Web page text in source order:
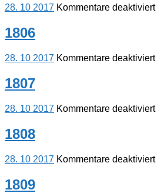
28. 10 2017 Kommentare deaktiviertfür
1806
28. 10 2017 Kommentare deaktiviertfür
1807
28. 10 2017 Kommentare deaktiviertfür
1808
28. 10 2017 Kommentare deaktiviertfür
1809